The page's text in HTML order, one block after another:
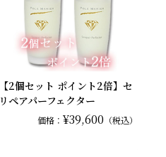
【2個セット ポイント2倍】セ
リペアパーフェクター
価格： ¥39,600 （税込）